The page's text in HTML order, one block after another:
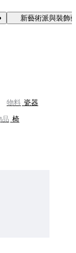
新藝術派與裝飾
物料 瓷器
品 椅